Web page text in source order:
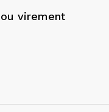
virement